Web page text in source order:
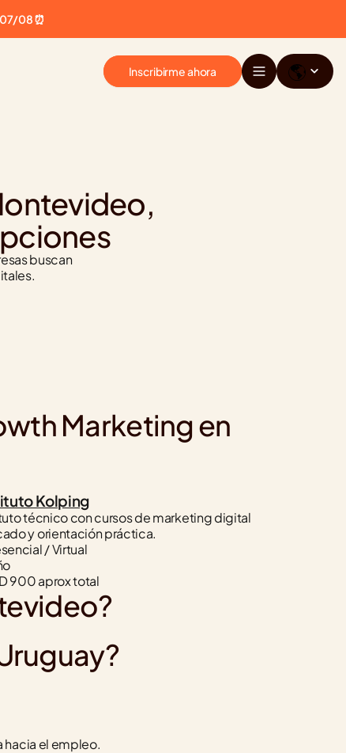
08 ⏰
Inscribirme ahora 🌎
buscan
Marketing en
Kolping
técnico con cursos de marketing digital
y orientación práctica.
/ Virtual
900 aprox total
hacia el empleo.